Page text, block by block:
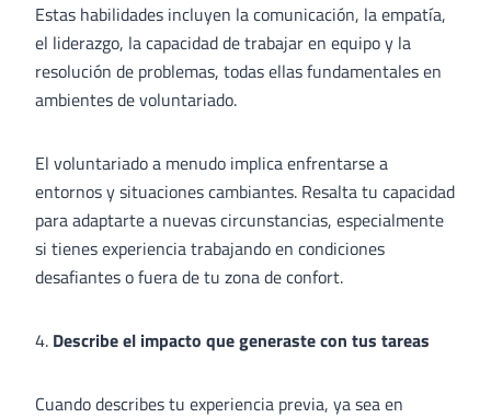
Estas habilidades incluyen la comunicación, la empatía,
el liderazgo, la capacidad de trabajar en equipo y la
resolución de problemas, todas ellas fundamentales en
ambientes de voluntariado.
El voluntariado a menudo implica enfrentarse a
entornos y situaciones cambiantes. Resalta tu capacidad
para adaptarte a nuevas circunstancias, especialmente
si tienes experiencia trabajando en condiciones
desafiantes o fuera de tu zona de confort.
4. Describe el impacto que generastecon tus tareas
Cuando describes tu experiencia previa, ya sea en